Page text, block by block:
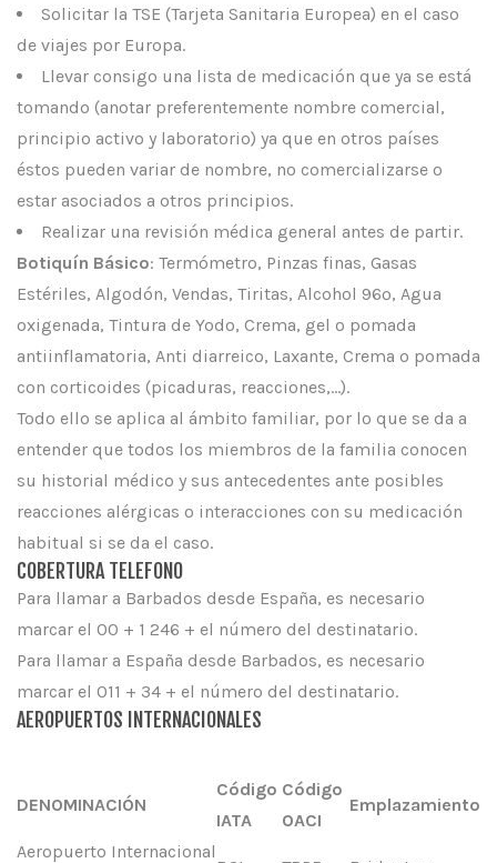
Solicitar la TSE (Tarjeta Sanitaria Europea) en el caso
de viajes por Europa.
Llevar consigo una lista de medicación que ya se está
tomando (anotar preferentemente nombre comercial,
principio activo y laboratorio) ya que en otros países
éstos pueden variar de nombre, no comercializarse o
estar asociados a otros principios.
Realizar una revisión médica general antes de partir.
Botiquín Básico: Termómetro, Pinzas finas, Gasas
Estériles, Algodón, Vendas, Tiritas, Alcohol 96º, Agua
oxigenada, Tintura de Yodo, Crema, gel o pomada
antiinflamatoria, Anti diarreico, Laxante, Crema o pomada
con corticoides (picaduras, reacciones,…).
Todo ello se aplica al ámbito familiar, por lo que se da a
entender que todos los miembros de la familia conocen
su historial médico y sus antecedentes ante posibles
reacciones alérgicas o interacciones con su medicación
habitual si se da el caso.
COBERTURA TELEFONO
Para llamar a Barbados desde España, es necesario
marcar el 00 + 1 246 + el número del destinatario.
Para llamar a España desde Barbados, es necesario
marcar el 011 + 34 + el número del destinatario.
AEROPUERTOS INTERNACIONALES
DENOMINACIÓN
Código
IATA
Código
OACI
Emplazamiento
Aeropuerto Internacional